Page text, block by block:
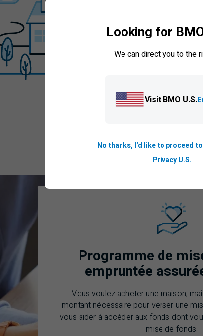
Félicitations, vous
maintenant conclu
finalisant la
propriété et en
rester au fait de vos
Conseil : Utilisez
étapes juridiques
courant des
et l’établissement
Programme de
empruntée
Vous voulez acheter une maison,
montant nécessaire pour verser une
vous aider à accéder aux fonds dont
mise de fonds.
Looking for
We can direct you to the
Visit BMO U.S.
No thanks, I'd like to proceed to
Privacy U.S.